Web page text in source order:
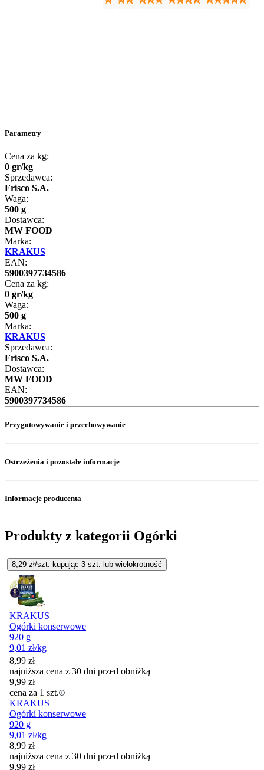
Parametry
Cena za kg:
0 gr/kg
Sprzedawca:
Frisco S.A.
Waga:
500 g
Dostawca:
MW FOOD
Marka:
KRAKUS
EAN:
5900397734586
Cena za kg:
0 gr/kg
Waga:
500 g
Marka:
KRAKUS
Sprzedawca:
Frisco S.A.
Dostawca:
MW FOOD
EAN:
5900397734586
Przygotowywanie i przechowywanie
Ostrzeżenia i pozostałe informacje
Informacje producenta
Produkty z kategorii Ogórki
8,29 zł/szt. kupując 3 szt. lub wielokrotność
KRAKUS
Ogórki konserwowe
920 g
9,01 zł/kg
8,99 zł
najniższa cena z 30 dni przed obniżką
9,99 zł
cena za 1 szt.
KRAKUS
Ogórki konserwowe
920 g
9,01 zł/kg
8,99 zł
najniższa cena z 30 dni przed obniżką
9,99 zł